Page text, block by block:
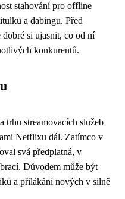
stahování pro offline
a dabingu. Před
si ujasnit, co od ní
konkurentů.
trhu streamovacích služeb
Netflixu dál. Zatímco v
svá předplatná, v
Důvodem může být
a přilákání nových v silně